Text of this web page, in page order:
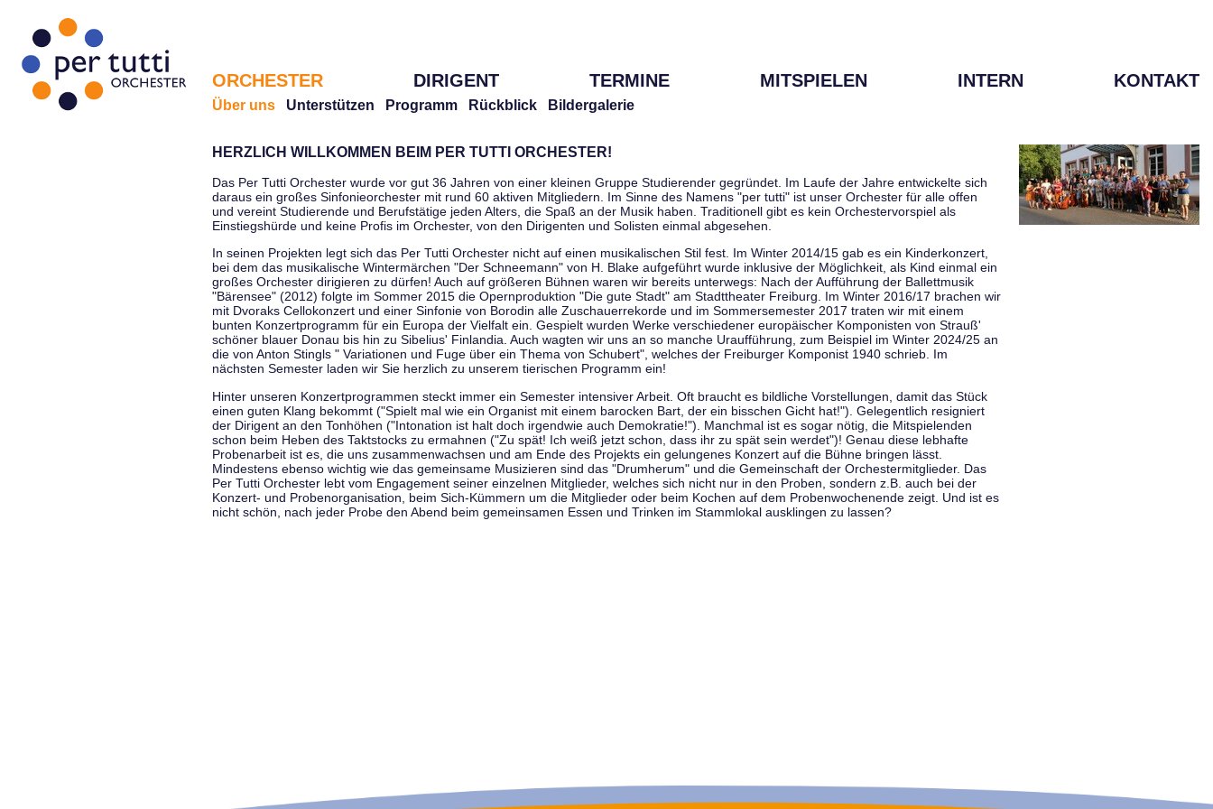
ORCHESTER DIRIGENT TERMINE MITSPIELEN INTERN KONTAKT
Über uns Unterstützen Programm Rückblick Bildergalerie
HERZLICH WILLKOMMEN BEIM PER TUTTI ORCHESTER!
Das Per Tutti Orchester wurde vor gut 36 Jahren von einer kleinen Gruppe Studierender gegründet. Im Laufe der Jahre entwickelte sich
daraus ein großes Sinfonieorchester mit rund 60 aktiven Mitgliedern. Im Sinne des Namens "per tutti" ist unser Orchester für alle offen
und vereint Studierende und Berufstätige jeden Alters, die Spaß an der Musik haben. Traditionell gibt es kein Orchestervorspiel als
Einstiegshürde und keine Profis im Orchester, von den Dirigenten und Solisten einmal abgesehen.
In seinen Projekten legt sich das Per Tutti Orchester nicht auf einen musikalischen Stil fest. Im Winter 2014/15 gab es ein Kinderkonzert,
bei dem das musikalische Wintermärchen "Der Schneemann" von H. Blake aufgeführt wurde inklusive der Möglichkeit, als Kind einmal ein
großes Orchester dirigieren zu dürfen! Auch auf größeren Bühnen waren wir bereits unterwegs: Nach der Aufführung der Ballettmusik
"Bärensee" (2012) folgte im Sommer 2015 die Opernproduktion "Die gute Stadt" am Stadttheater Freiburg. Im Winter 2016/17 brachen wir
mit Dvoraks Cellokonzert und einer Sinfonie von Borodin alle Zuschauerrekorde und im Sommersemester 2017 traten wir mit einem
bunten Konzertprogramm für ein Europa der Vielfalt ein. Gespielt wurden Werke verschiedener europäischer Komponisten von Strauß'
schöner blauer Donau bis hin zu Sibelius' Finlandia. Auch wagten wir uns an so manche Uraufführung, zum Beispiel im Winter 2024/25 an
die von Anton Stingls " Variationen und Fuge über ein Thema von Schubert", welches der Freiburger Komponist 1940 schrieb. Im
nächsten Semester laden wir Sie herzlich zu unserem tierischen Programm ein!
Hinter unseren Konzertprogrammen steckt immer ein Semester intensiver Arbeit. Oft braucht es bildliche Vorstellungen, damit das Stück
einen guten Klang bekommt ("Spielt mal wie ein Organist mit einem barocken Bart, der ein bisschen Gicht hat!"). Gelegentlich resigniert
der Dirigent an den Tonhöhen ("Intonation ist halt doch irgendwie auch Demokratie!"). Manchmal ist es sogar nötig, die Mitspielenden
schon beim Heben des Taktstocks zu ermahnen ("Zu spät! Ich weiß jetzt schon, dass ihr zu spät sein werdet")! Genau diese lebhafte
Probenarbeit ist es, die uns zusammenwachsen und am Ende des Projekts ein gelungenes Konzert auf die Bühne bringen lässt.
Mindestens ebenso wichtig wie das gemeinsame Musizieren sind das "Drumherum" und die Gemeinschaft der Orchestermitglieder. Das
Per Tutti Orchester lebt vom Engagement seiner einzelnen Mitglieder, welches sich nicht nur in den Proben, sondern z.B. auch bei der
Konzert- und Probenorganisation, beim Sich-Kümmern um die Mitglieder oder beim Kochen auf dem Probenwochenende zeigt. Und ist es
nicht schön, nach jeder Probe den Abend beim gemeinsamen Essen und Trinken im Stammlokal ausklingen zu lassen?